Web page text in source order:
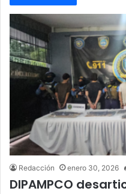
Redacción enero 30, 2026
DIPAMPCO